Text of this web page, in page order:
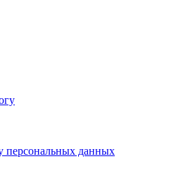
персональных данных